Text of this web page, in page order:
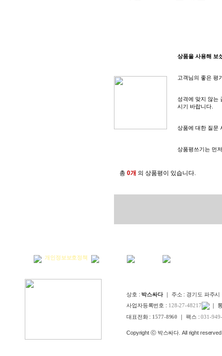
상품을 사용해 보
고객님의 좋은 평
성격에 맞지 않는
시기 바랍니다.
상품에 대한 질문
상품평쓰기는 먼
총 0개 의 상품평이 있습니다.
개인정보보호정책
상호 : 박스싸다｜ 주소 : 경기도 파주시
사업자등록번호 : 128-27-48217
｜
대표전화 : 1577-8960 ｜ 팩스 :031-
Copyright ⓒ 박스싸다. All right